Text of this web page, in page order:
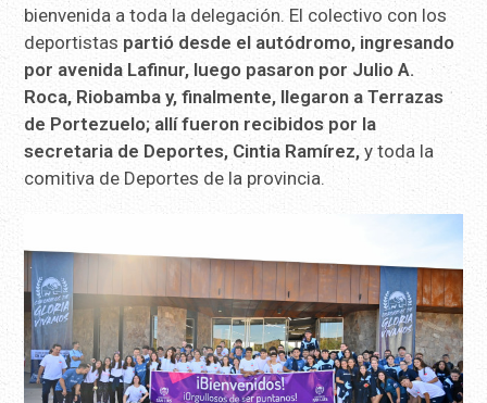
bienvenida a toda la delegación. El colectivo con los
deportistas partió desde el autódromo, ingresando
por avenida Lafinur, luego pasaron por Julio A.
Roca, Riobamba y, finalmente, llegaron a Terrazas
de Portezuelo; allífueron recibidos por la
secretaria de Deportes, Cintia Ramírez, y toda la
comitiva de Deportes de la provincia.